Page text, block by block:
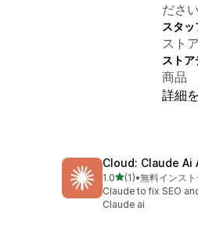
ださい
スタ
スト
スト
商品
詳細
Cloud: Claude Ai
1.05つ星中
(1)
合計レビュー数：1件
•無料インス
Claude to fix SEO
Claude ai